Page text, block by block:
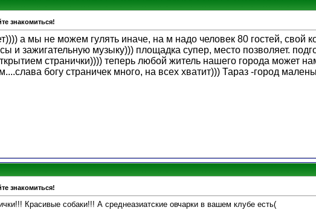
знакомиться!
а мы не можем гулять иначе, на м надо человек 80 гостей, свой
и зажигательную музыку))) площадка супер, место позволяет.
странички)))) теперь любой житель нашего города может
богу страничек много, на всех хватит))) Тараз -город
знакомиться!
Красивые собаки!!! А среднеазиатские овчарки в вашем клубе есть(